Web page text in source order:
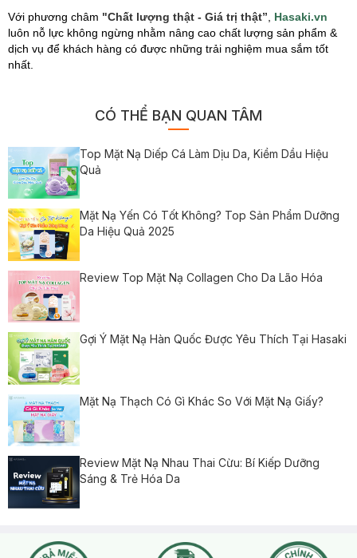
Với phương châm "Chất lượng thật - Giá trị thật”
Hasaki.vn
luôn nỗ lực không ngừng nhằm nâng cao chất lượng sản phẩm &
dịch vụ để khách hàng có được những trải nghiệm mua sắm tốt
nhất.
CÓ THỂ BẠN QUAN TÂM
Top Mặt Nạ Diếp Cá Làm Dịu Da, Kiềm Dầu Hiệu
Quả
Mặt Nạ Yến Có Tốt Không? Top Sản Phẩm Dưỡng
Da Hiệu Quả 2025
Review Top Mặt Nạ Collagen Cho Da Lão Hóa
Gợi Ý Mặt Nạ Hàn Quốc Được Yêu Thích Tại Hasaki
Mặt Nạ Thạch Có Gì Khác So Với Mặt Nạ Giấy?
Review Mặt Nạ Nhau Thai Cừu: Bí Kiếp Dưỡng
Sáng & Trẻ Hóa Da